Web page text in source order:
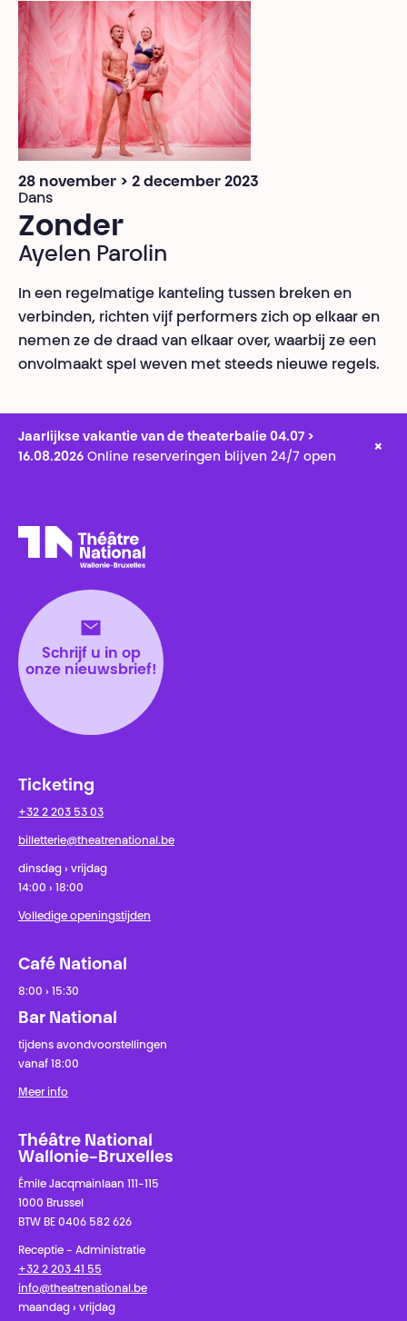
28 november > 2 december 2023
Dans
Zonder
Ayelen Parolin
In een regelmatige kanteling tussen breken en
verbinden, richten vijf performers zich op elkaar en
nemen ze de draad van elkaar over, waarbij ze een
onvolmaakt spel weven met steeds nieuwe regels.
Jaarlijkse vakantie van de theaterbalie 04.07 >
16.08.2026 Online reserveringen blijven 24/7 open
×
Schrijf u in op
onze nieuwsbrief!
Ticketing
+32 2 203 53 03
billetterie@theatrenational.be
dinsdag › vrijdag
14:00 › 18:00
Volledige openingstijden
Café National
8:00 › 15:30
Bar National
tijdens avondvoorstellingen
vanaf 18:00
Meer info
Théâtre National
Wallonie-Bruxelles
Émile Jacqmainlaan 111-115
1000 Brussel
BTW BE 0406 582 626
Receptie - Administratie
+32 2 203 41 55
info@theatrenational.be
maandag › vrijdag